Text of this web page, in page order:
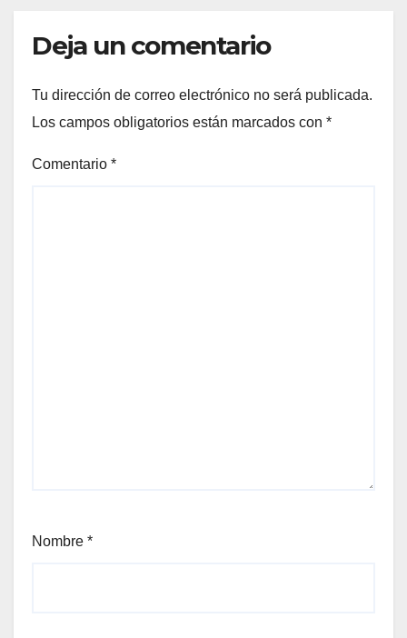
Deja un comentario
Tu dirección de correo electrónico no será publicada.
Los campos obligatorios están marcados con *
Comentario *
Nombre *